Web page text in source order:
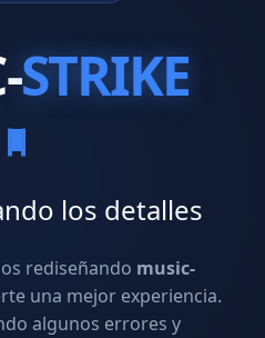
STRIKE
los detalles
rediseñando music-
una mejor experiencia.
algunos errores y